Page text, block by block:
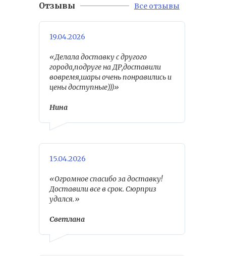
Отзывы Все отзывы
19.04.2026
«Делала доставку с другого
города,подруге на ДР,доставили
вовремя,шары очень понравились и
цены доступные)))»
Нина
15.04.2026
«Огромное спасибо за доставку!
Доставили все в срок. Сюрприз
удался.»
Светлана